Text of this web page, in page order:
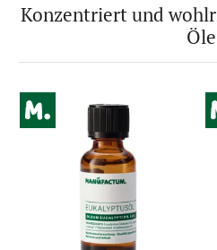
Konzentriert und
Öle